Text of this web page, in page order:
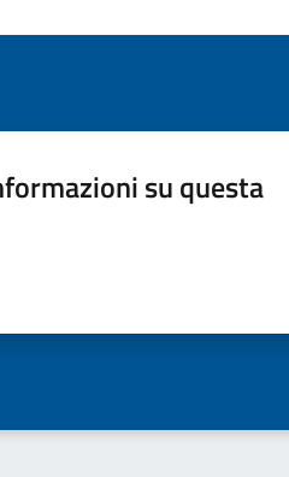
su questa